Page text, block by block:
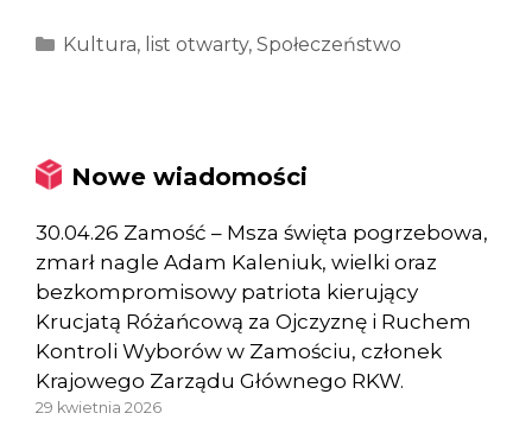
Kategorie
Kultura, list otwarty, Społeczeństwo
Nowe wiadomości
30.04.26 Zamość – Msza święta pogrzebowa,
zmarł nagle Adam Kaleniuk, wielki oraz
bezkompromisowy patriota kierujący
Krucjatą Różańcową za Ojczyznę i Ruchem
Kontroli Wyborów w Zamościu, członek
Krajowego Zarządu Głównego RKW.
29 kwietnia 2026